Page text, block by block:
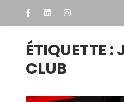
ÉTIQUETTE :
CLUB